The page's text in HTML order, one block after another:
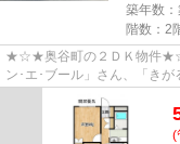
築年数：
階数：2
★☆★奥谷町の２ＤＫ物件★☆★ 城下町そのもの！附属小中を奥に進
ン･エ･ブール」さん、「き
(